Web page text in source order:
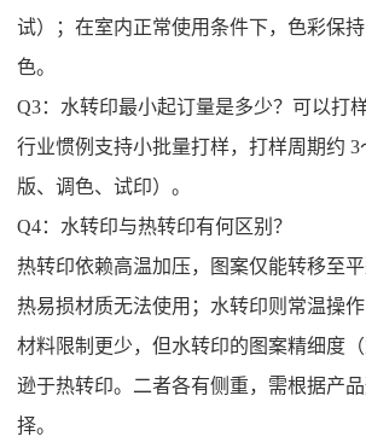
试）；在室内正常使用条件下，色彩保
色。
Q3：水转印最小起订量是多少？可以打样
行业惯例支持小批量打样，打样周期约 3
版、调色、试印）。
Q4：水转印与热转印有何区别？
热转印依赖高温加压，图案仅能转移至
热易损材质无法使用；水转印则常温操作
材料限制更少，但水转印的图案精细度
逊于热转印。二者各有侧重，需根据产
择。